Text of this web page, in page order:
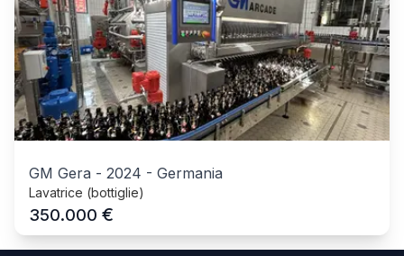
GM Gera - 2024 - Germania
Lavatrice (bottiglie)
350.000 €